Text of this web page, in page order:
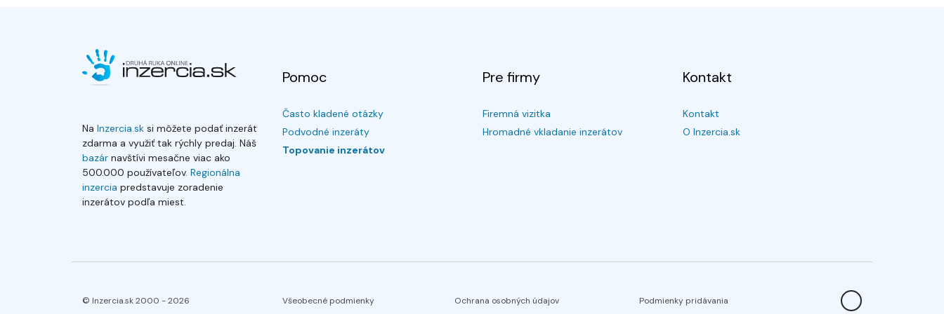
Na Inzercia.sk si môžete podať inzerát
zdarma a využiť tak rýchly predaj. Náš
bazár navštívi mesačne viac ako
500.000 používateľov. Regionálna
inzercia predstavuje zoradenie
inzerátov podľa miest.
Pomoc
Často kladené otázky
Podvodné inzeráty
Topovanie inzerátov
Pre firmy
Firemná vizitka
Hromadné vkladanie inzerátov
Kontakt
Kontakt
O Inzercia.sk
© Inzercia.sk 2000 -2026 Všeobecné podmienky Ochrana osobných údajov Podmienky pridávania